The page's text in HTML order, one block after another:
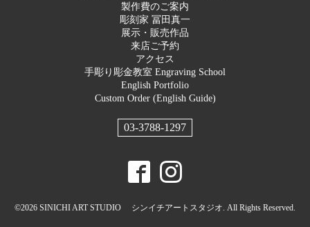
製作費のご案内
彫刻家 冨田真一
展示・販売作品
来店ご予約
アクセス
手彫り彫金教室 Engraving School
English Portfolio
Custom Order (English Guide)
03-3788-1297
©2026 SINICHI ART STUDIO シンイチアートスタジオ . All Rights Reserved.